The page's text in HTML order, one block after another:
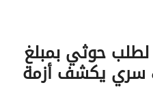
حوثي بمبلغ
سري يكشف أزمة